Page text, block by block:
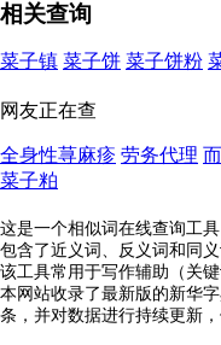
相关查询
菜子镇 菜子饼 菜子饼粉
网友正在查
全身性荨麻疹 劳务代理
菜子粕
这是一个相似词在线查询工
包含了近义词、反义词和同义
该工具常用于写作辅助（关
本网站收录了最新版的新华
条，并对数据进行持续更新